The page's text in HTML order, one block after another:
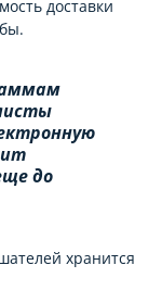
доставки
до
хранится